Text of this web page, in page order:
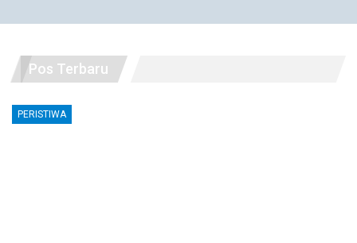
Pos Terbaru
PERISTIWA